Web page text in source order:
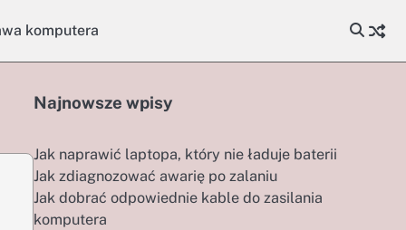
komputera
Najnowsze wpisy
Jak naprawić laptopa, który nie ładuje baterii
Jak zdiagnozować awarię po zalaniu
Jak dobrać odpowiednie kable do zasilania
komputera